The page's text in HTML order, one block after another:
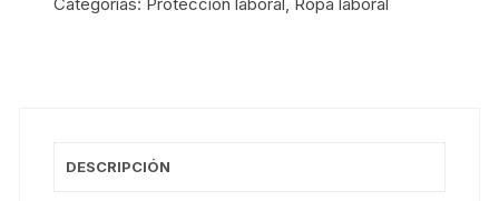
DESCRIPCIÓN